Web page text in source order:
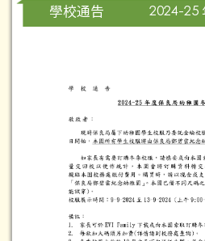
學校通告